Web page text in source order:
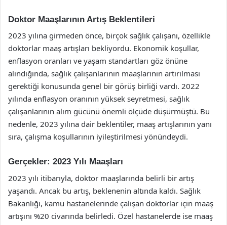
Doktor Maaşlarının Artış Beklentileri
2023 yılına girmeden önce, birçok sağlık çalışanı, özellikle
doktorlar maaş artışları bekliyordu. Ekonomik koşullar,
enflasyon oranları ve yaşam standartları göz önüne
alındığında, sağlık çalışanlarının maaşlarının artırılması
gerektiği konusunda genel bir görüş birliği vardı. 2022
yılında enflasyon oranının yüksek seyretmesi, sağlık
çalışanlarının alım gücünü önemli ölçüde düşürmüştü. Bu
nedenle, 2023 yılına dair beklentiler, maaş artışlarının yanı
sıra, çalışma koşullarının iyileştirilmesi yönündeydi.
Gerçekler: 2023 Yılı Maaşları
2023 yılı itibarıyla, doktor maaşlarında belirli bir artış
yaşandı. Ancak bu artış, beklenenin altında kaldı. Sağlık
Bakanlığı, kamu hastanelerinde çalışan doktorlar için maaş
artışını %20 civarında belirledi. Özel hastanelerde ise maaş